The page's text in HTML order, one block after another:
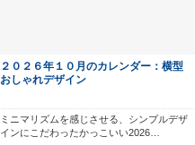
２０２６年１０月のカレンダー：横型
おしゃれデザイン
ミニマリズムを感じさせる、シンプルデザ
インにこだわったかっこいい2026…